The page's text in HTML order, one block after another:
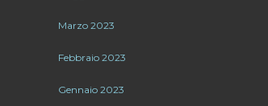
Marzo 2023
Febbraio 2023
Gennaio 2023